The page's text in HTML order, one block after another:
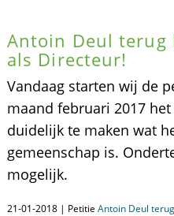
Antoin Deul terug
als Directeur!
Vandaag starten wij de
maand februari 2017
duidelijk te maken wat
gemeenschap is.
mogelijk.
21-01-2018 | Petitie Antoin Deul